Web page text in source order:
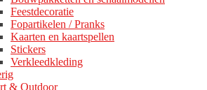
Feestdecoratie
Fopartikelen / Pranks
Kaarten en kaartspellen
Stickers
Verkleedkleding
& Outdoor